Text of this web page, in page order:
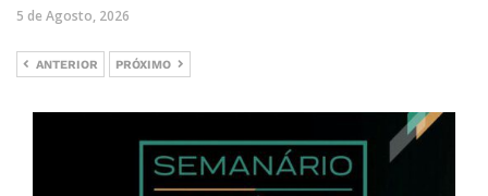
5 de Agosto, 2026
ANTERIOR PRÓXIMO